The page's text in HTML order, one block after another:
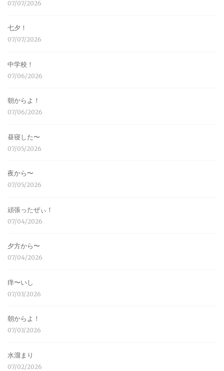
07/07/2026
七夕！
07/07/2026
中学校！
07/06/2026
朝からよ！
07/06/2026
昼寝した〜
07/05/2026
夜から〜
07/05/2026
頑張ったぜぃ！
07/04/2026
夕方から〜
07/04/2026
痒〜いし
07/03/2026
朝からよ！
07/03/2026
水溜まり
07/02/2026